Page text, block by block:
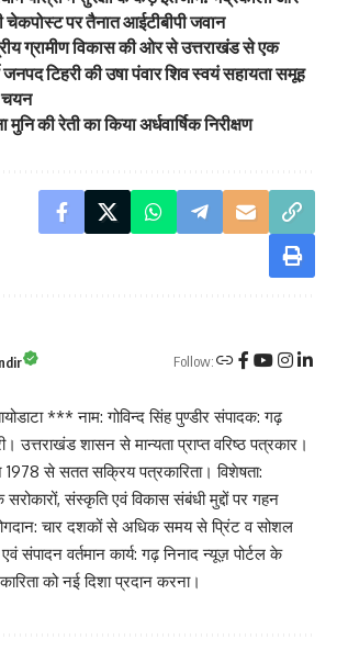
चेकपोस्ट पर तैनात आईटीबीपी जवान
ग्रामीण विकास की ओर से उत्तराखंड से एक
जनपद टिहरी की उषा पंवार शिव स्वयं सहायता समूह
मुनि की रेती का किया अर्धवार्षिक निरीक्षण
Follow:
*** नाम: गोविन्द सिंह पुण्डीर संपादक: गढ़
उत्तराखंड शासन से मान्यता प्राप्त वरिष्ठ पत्रकार।
से सतत सक्रिय पत्रकारिता। विशेषता:
संस्कृति एवं विकास संबंधी मुद्दों पर गहन
चार दशकों से अधिक समय से प्रिंट व सोशल
संपादन वर्तमान कार्य: गढ़ निनाद न्यूज़ पोर्टल के
को नई दिशा प्रदान करना।